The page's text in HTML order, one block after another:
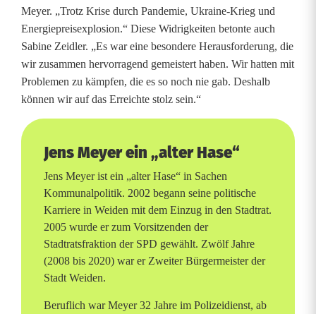
i
s
t
e
r
Meyer. „Trotz Krise durch Pandemie, Ukraine-Krieg und
Energiepreisexplosion.“ Diese Widrigkeiten betonte auch
Sabine Zeidler. „Es war eine besondere Herausforderung, die
wir zusammen hervorragend gemeistert haben. Wir hatten mit
Problemen zu kämpfen, die es so noch nie gab. Deshalb
können wir auf das Erreichte stolz sein.“
Jens Meyer ein „alter Hase“
Jens Meyer ist ein „alter Hase“ in Sachen
Kommunalpolitik. 2002 begann seine politische
Karriere in Weiden mit dem Einzug in den Stadtrat.
2005 wurde er zum Vorsitzenden der
Stadtratsfraktion der SPD gewählt. Zwölf Jahre
(2008 bis 2020) war er Zweiter Bürgermeister der
Stadt Weiden.
Beruflich war Meyer 32 Jahre im Polizeidienst, ab